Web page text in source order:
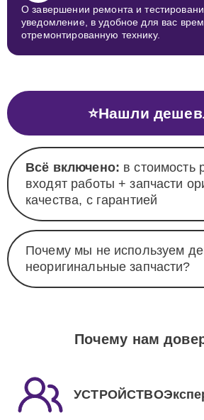
О завершении ремонта и
уведомление, в удобное для вас
отремонтированную технику.
⭐Нашли
Всё включено: в стоимость
входят работы + запчасти
качества, с гарантией
Почему мы не используем
неоригинальные запчасти?
Почему нам